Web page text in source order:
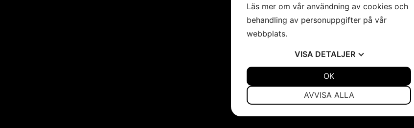
Läs mer om vår användning av cookies och
behandling av personuppgifter på vår
webbplats.
VISA DETALJER
AVVISA ALLA
OK